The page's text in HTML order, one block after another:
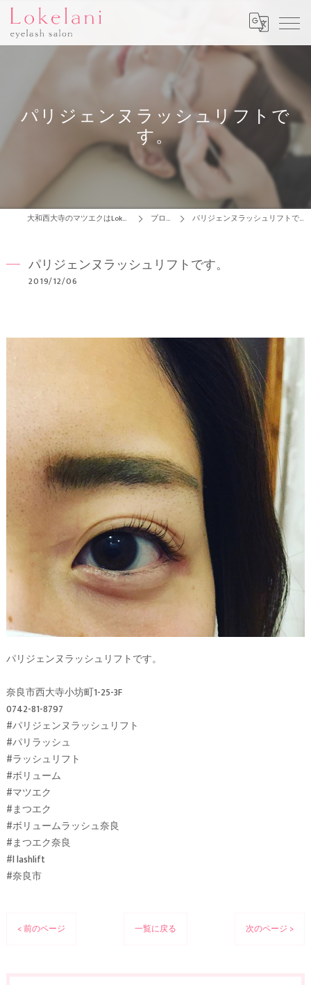
パリジェンヌラッシュリフトで
す。
大和西大寺のマツエクはLokelani ブログ パリジェンヌラッシュリフトです。
パリジェンヌラッシュリフトです。
2019/12/06
パリジェンヌラッシュリフトです。
奈良市西大寺小坊町1-25-3F
0742-81-8797
#パリジェンヌラッシュリフト
#パリラッシュ
#ラッシュリフト
#ボリューム
#マツエク
#まつエク
#ボリュームラッシュ奈良
#まつエク奈良
#l lashlift
#奈良市
< 前のページ 一覧に戻る 次のページ >